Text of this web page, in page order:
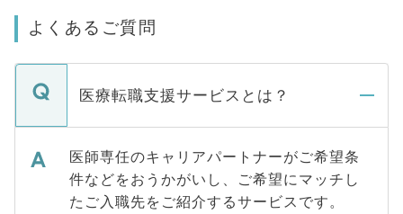
よくあるご質問
医療転職支援サービスとは？
医師専任のキャリアパートナーがご希望条
件などをおうかがいし、ご希望にマッチし
たご入職先をご紹介するサービスです。